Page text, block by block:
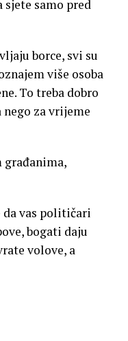
samo pred
borce, svi su
više osoba
To treba dobro
za vrijeme
građanima,
da vas političari
bogati daju
volove, a